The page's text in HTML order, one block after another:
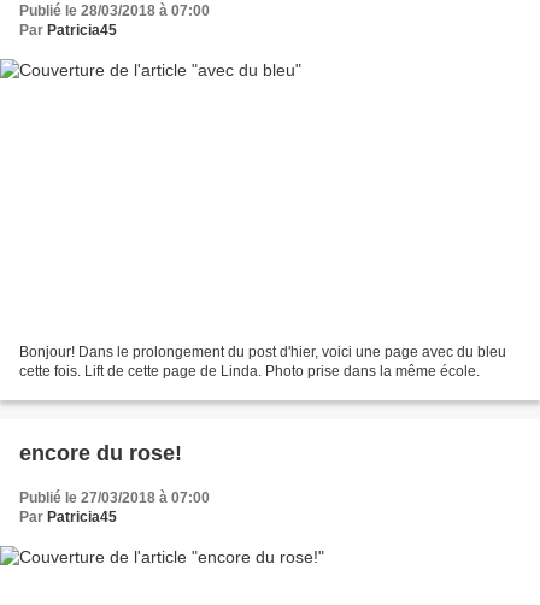
Publié le 28/03/2018 à 07:00
Par Patricia45
Bonjour! Dans le prolongement du post d'hier, voici une page avec du bleu
cette fois. Lift de cette page de Linda. Photo prise dans la même école.
encore du rose!
Publié le 27/03/2018 à 07:00
Par Patricia45